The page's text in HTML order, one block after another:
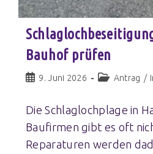
Bauhof prüfen
9. Juni 2026 Antrag /
Die Schlaglochplage in
Baufirmen gibt es oft
Reparaturen werden